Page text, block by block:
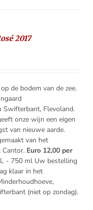
2017
de bodem van de zee.
Swifterbant, Flevoland.
onze wijn een eigen
van nieuwe aarde.
van het
Cantor. Euro 12,00 per
- 750 ml Uw bestelling
klaar in het
(niet op zondag).